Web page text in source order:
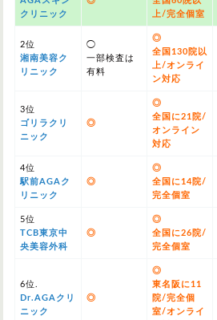
クリニック
上/完全個室
2位
湘南美容ク
リニック
◯
一部検査は
有料
◎
全国130院以
上/オンライ
ン対応
3位
ゴリラクリ
ニック
◎
◎
全国に21院/
オンライン
対応
4位
駅前AGAク
リニック
◎
◎
全国に14院/
完全個室
5位
TCB東京中
央美容外科
◎
◎
全国に26院/
完全個室
6位.
Dr.AGAクリ
ニック
◎
◎
東名阪に11
院/完全個
室/オンライ